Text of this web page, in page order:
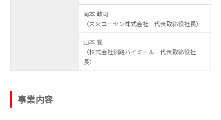
南本 政司
（未来コーセン株式会社 代表取締役社長）
山本 覚
（株式会社釧路ハイミール 代表取締役社
長）
事業内容